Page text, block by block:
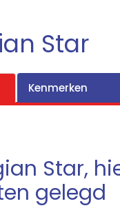
Star
Kenmerken
Star,
gelegd